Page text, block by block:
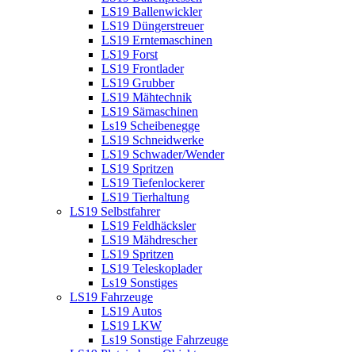
LS19 Ballenwickler
LS19 Düngerstreuer
LS19 Erntemaschinen
LS19 Forst
LS19 Frontlader
LS19 Grubber
LS19 Mähtechnik
LS19 Sämaschinen
Ls19 Scheibenegge
LS19 Schneidwerke
LS19 Schwader/Wender
LS19 Spritzen
LS19 Tiefenlockerer
LS19 Tierhaltung
LS19 Selbstfahrer
LS19 Feldhäcksler
LS19 Mähdrescher
LS19 Spritzen
LS19 Teleskoplader
Ls19 Sonstiges
LS19 Fahrzeuge
LS19 Autos
LS19 LKW
Ls19 Sonstige Fahrzeuge